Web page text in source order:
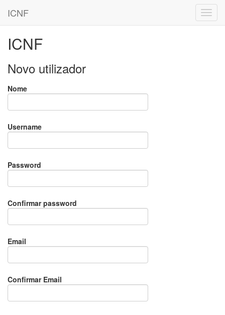
ICNF
ICNF
Novo utilizador
Nome
Username
Password
Confirmar password
Email
Confirmar Email